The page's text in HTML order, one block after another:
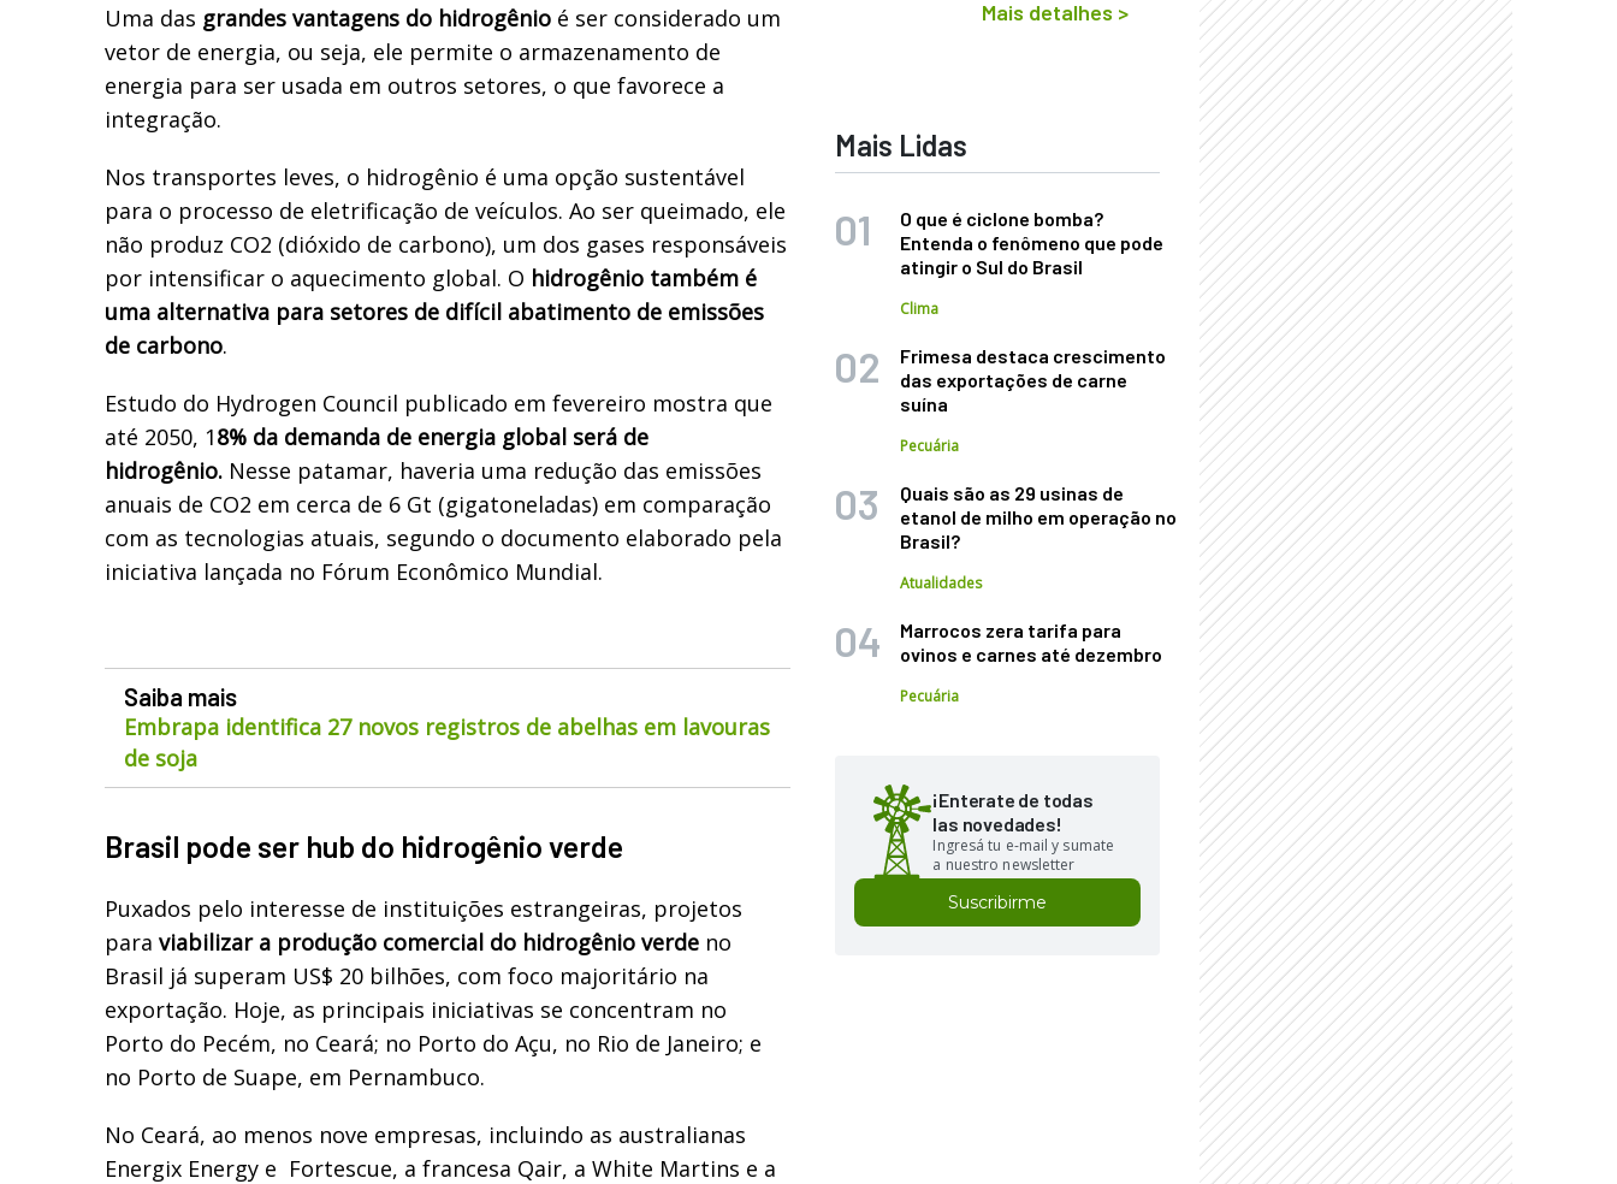
Uma das grandes vantagens do hidrogênio é ser considerado um
vetor de energia, ou seja, ele permite o armazenamento de
energia para ser usada em outros setores, o que favorece a
integração.
Nos transportes leves, o hidrogênio é uma opção sustentável
para o processo de eletrificação de veículos. Ao ser queimado, ele
não produz CO2 (dióxido de carbono), um dos gases responsáveis
por intensificar o aquecimento global. O hidrogênio também é
uma alternativa para setores de difícil abatimento de emissões
de carbono.
Estudo do Hydrogen Council publicado em fevereiro mostra que
até 2050, 18% da demanda de energia global será de
hidrogênio. Nesse patamar, haveria uma redução das emissões
anuais de CO2 em cerca de 6 Gt (gigatoneladas) em comparação
com as tecnologias atuais, segundo o documento elaborado pela
iniciativa lançada no Fórum Econômico Mundial.
Saiba mais
Embrapa identifica 27 novos registros de abelhas em lavouras
de soja
Brasil pode ser hub do hidrogênio verde
Puxados pelo interesse de instituições estrangeiras, projetos
para viabilizar a produção comercial do hidrogênio verde no
Brasil já superam US$ 20 bilhões, com foco majoritário na
exportação. Hoje, as principais iniciativas se concentram no
Porto do Pecém, no Ceará; no Porto do Açu, no Rio de Janeiro; e
no Porto de Suape, em Pernambuco.
No Ceará, ao menos nove empresas, incluindo as australianas
Energix Energy e Fortescue, a francesa Qair, a White Martins e a
Mais detalhes >
Mais Lidas
O que é ciclone bomba?
Entenda o fenômeno que pode
atingir o Sul do Brasil
Clima
Frimesa destaca crescimento
das exportações de carne
suína
Pecuária
Quais são as 29 usinas de
etanol de milho em operação no
Brasil?
Atualidades
Marrocos zera tarifa para
ovinos e carnes até dezembro
Pecuária
¡Enterate de todas
las novedades!
Ingresá tu e-mail y sumate
a nuestro newsletter
Suscribirme